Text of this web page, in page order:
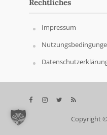
Rechtliches
Impressum
Copyright